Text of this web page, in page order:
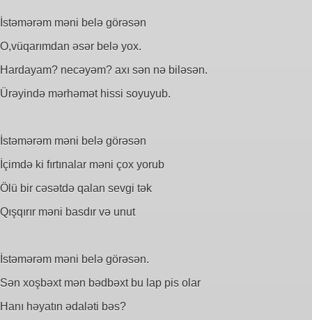
İstəmərəm məni belə görəsən
O,vüqarımdan əsər belə yox.
Hardayam? necəyəm? axı sən nə biləsən.
Ürəyində mərhəmət hissi soyuyub.
İstəmərəm məni belə görəsən
İçimdə ki fırtınalar məni çox yorub
Ölü bir cəsətdə qalan sevgi tək
Qışqırır məni basdır və unut
İstəmərəm məni belə görəsən.
Sən xoşbəxt mən bədbəxt bu lap pis olar
Hanı həyatın ədaləti bəs?